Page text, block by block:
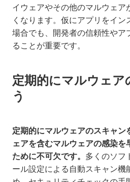
イウェアやその他のマルウェア
くなります。仮にアプリをイン
場合でも、開発者の信頼性やア
ることが重要です。
定期的にマルウェ
う
定期的にマルウェアのスキャン
ェアを含むマルウェアの感染を
ために不可欠です。 多くのソフ
ール設定による自動スキャン機